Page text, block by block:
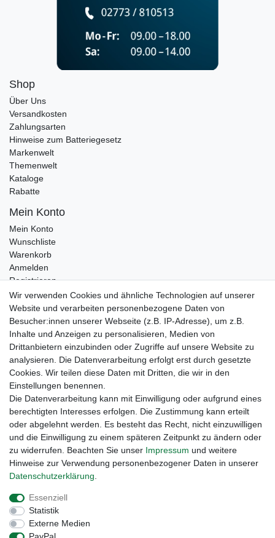
Shop
Über Uns
Versandkosten
Zahlungsarten
Hinweise zum Batteriegesetz
Markenwelt
Themenwelt
Kataloge
Rabatte
Mein Konto
Mein Konto
Wunschliste
Warenkorb
Anmelden
Registrieren
Kontakt
Newsletter Anmeldung
Newsletter Abmeldung
Widerrufs­recht
Daten­schutz­erklärung
Wir verwenden Cookies und ähnliche Technologien auf unserer
Website und verarbeiten personenbezogene Daten von
Besucher:innen unserer Webseite (z.B. IP-Adresse), um z.B.
Inhalte und Anzeigen zu personalisieren, Medien von
Drittanbietern einzubinden oder Zugriffe auf unsere Website zu
analysieren. Die Datenverarbeitung erfolgt erst durch gesetzte
Cookies. Wir teilen diese Daten mit Dritten, die wir in den
Einstellungen benennen.
Die Datenverarbeitung kann mit Einwilligung oder aufgrund eines
berechtigten Interesses erfolgen. Die Zustimmung kann erteilt
oder abgelehnt werden. Es besteht das Recht, nicht einzuwilligen
und die Einwilligung zu einem späteren Zeitpunkt zu ändern oder
zu widerrufen. Beachten Sie unser Impressum und weitere
Hinweise zur Verwendung personenbezogener Daten in unserer
Daten­schutz­erklärung
Essenziell
Statistik
Externe Medien